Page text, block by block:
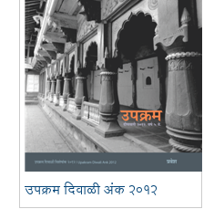
उपक्रम दिवाळी अंक २०१२